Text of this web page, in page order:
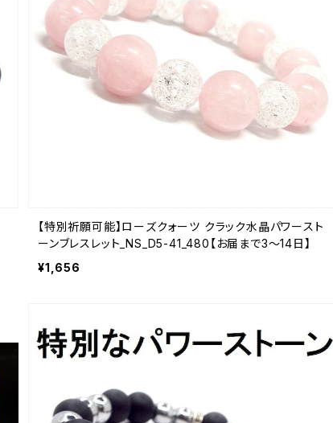
【特別祈願可能】ローズクォーツ クラック水晶パワースト
ーンブレスレット_NS_D5-41_480【お届まで3〜14日】
¥1,656